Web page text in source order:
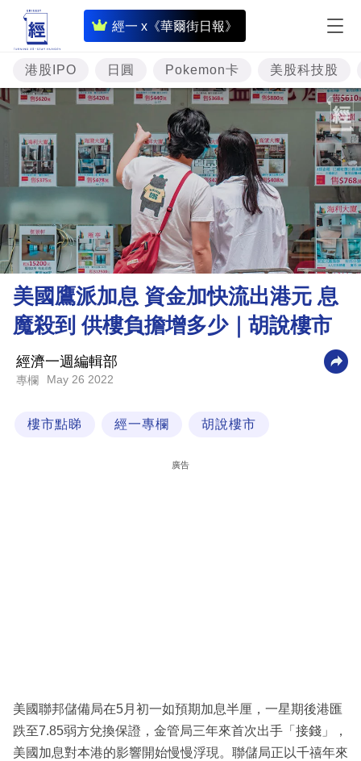
經一 x《華爾街日報》
即
時
財
經
題
投
樓
市
理
財
商
業
科
區
港股IPO 日圓 Pokemon卡 美股科技股
美國鷹派加息 資金加快流出港元 息
魔殺到 供樓負擔增多少｜胡說樓市
經濟一週編輯部
專欄 May 26 2022
樓市點睇 經一專欄 胡說樓市
廣告
美國聯邦儲備局在5月初一如預期加息半厘，一星期後港匯
跌至7.85弱方兌換保證，金管局三年來首次出手「接錢」，
美國加息對本港的影響開始慢慢浮現。聯儲局正以千禧年來